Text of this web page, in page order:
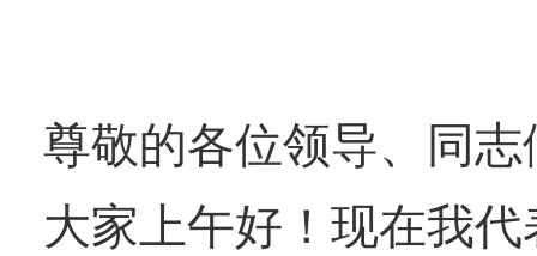
尊敬的各位领导、同志
大家上午好！现在我